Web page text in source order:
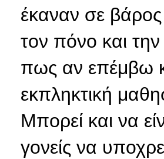
έκαναν σε
τον πόνο και
πως αν επέμβω
εκπληκτική
Μπορεί και να
γονείς να